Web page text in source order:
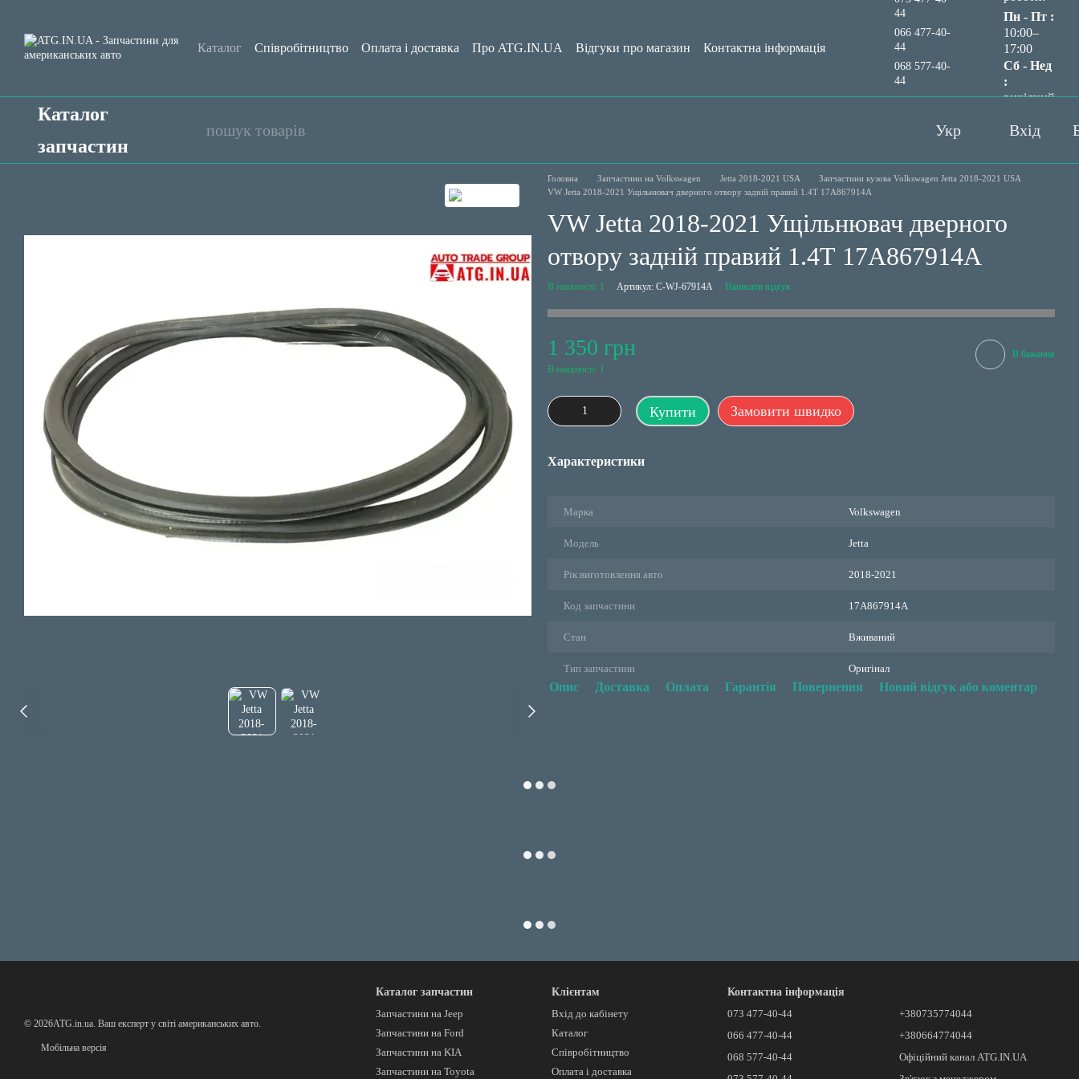
Каталог Співробітництво Оплата і доставка Про ATG.IN.UA Відгуки про магазин
Контактна інформація
44
066 477-40-
44
068 577-40-
44
Передзвонити вам?
Пн - Пт :
10:00–
17:00
Сб - Нед
:
вихідний
Каталог
запчастин
Укр Вхід
Головна Запчастини на Volkswagen Jetta 2018-2021 USA
Запчастини кузова Volkswagen Jetta 2018-2021 USA
VW Jetta 2018-2021 Ущільнювач дверного отвору задній правий 1.4Т 17A867914A
VW Jetta 2018-2021 Ущільнювач дверного
отвору задній правий 1.4Т 17A867914A
В наявності: 1 Артикул: C-WJ-67914A Написати відгук
1 350 грн
В наявності: 1
В бажання
Купити Замовити швидко
Характеристики
Марка Volkswagen
Модель Jetta
Рік виготовлення авто 2018-2021
Код запчастини 17A867914A
Стан Вживаний
Тип запчастини Оригінал
Опис Доставка Оплата Гарантія Повернення Новий відгук або коментар
© 2026ATG.in.ua. Ваш експерт у світі американських авто.
Мобільна версія
Каталог запчастин
Запчастини на Jeep
Запчастини на Ford
Запчастини на KIA
Запчастини на Toyota
Клієнтам
Вхід до кабінету
Каталог
Співробітництво
Оплата і доставка
Контактна інформація
073 477-40-44
066 477-40-44
068 577-40-44
+380735774044
+380664774044
Офіційний канал ATG.IN.UA